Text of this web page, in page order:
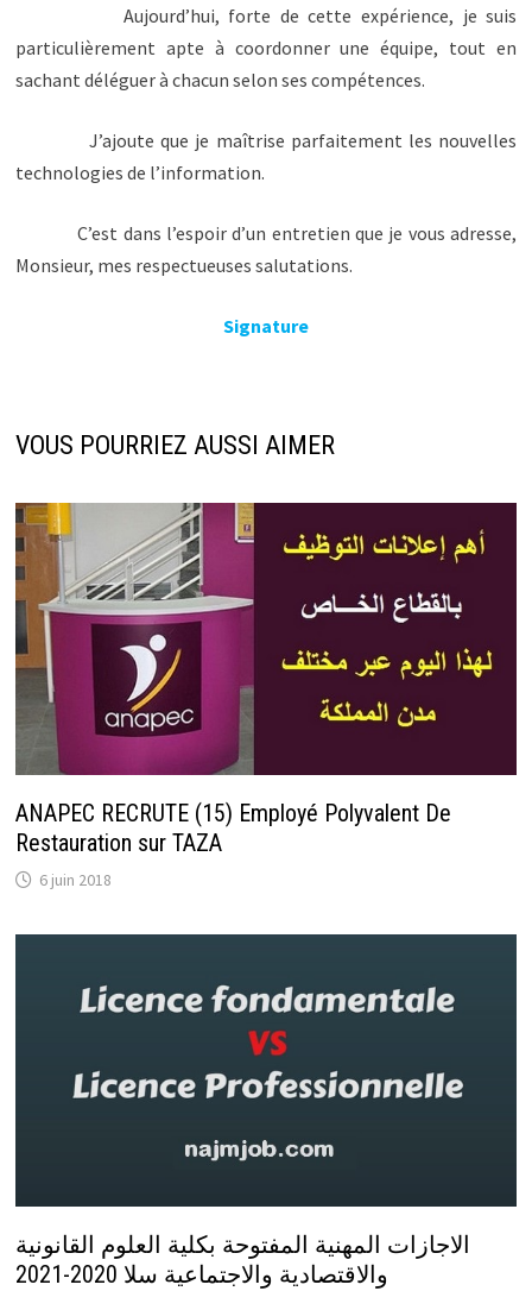
Aujourd’hui, forte de cette expérience, je suis
particulièrement apte à coordonner une équipe, tout en
sachant déléguer à chacun selon ses compétences.
J’ajoute que je maîtrise parfaitement les nouvelles
technologies de l’information.
C’est dans l’espoir d’un entretien que je vous adresse,
Monsieur, mes respectueuses salutations.
Signature
VOUS POURRIEZ AUSSI AIMER
ANAPEC RECRUTE (15) Employé Polyvalent De
Restauration sur TAZA
6 juin 2018
الاجازات المهنية المفتوحة بكلية العلوم القانونية
والاقتصادية والاجتماعية سلا 2020-2021